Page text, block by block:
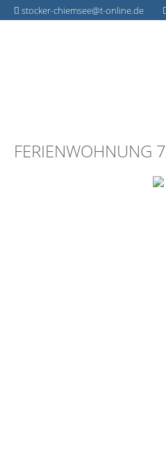
stocker-chiemsee@t-online.de
FERIENWOHNUNG 7